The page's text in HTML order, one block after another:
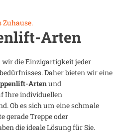
Zuhause.
Arten
wir die Einzigartigkeit jeder
Daher bieten wir eine
Artenund
Ihre individuellen
Ob es sich um eine schmale
gerade Treppe oder
die ideale Lösung für Sie.